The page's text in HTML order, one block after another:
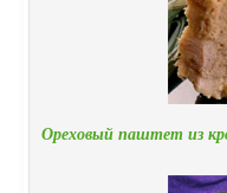
Ореховый паштет из